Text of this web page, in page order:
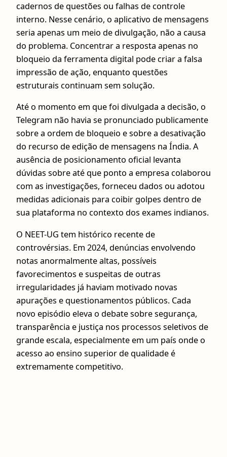
cadernos de questões ou falhas de controle
interno. Nesse cenário, o aplicativo de mensagens
seria apenas um meio de divulgação, não a causa
do problema. Concentrar a resposta apenas no
bloqueio da ferramenta digital pode criar a falsa
impressão de ação, enquanto questões
estruturais continuam sem solução.
Até o momento em que foi divulgada a decisão, o
Telegram não havia se pronunciado publicamente
sobre a ordem de bloqueio e sobre a desativação
do recurso de edição de mensagens na Índia. A
ausência de posicionamento oficial levanta
dúvidas sobre até que ponto a empresa colaborou
com as investigações, forneceu dados ou adotou
medidas adicionais para coibir golpes dentro de
sua plataforma no contexto dos exames indianos.
O NEET-UG tem histórico recente de
controvérsias. Em 2024, denúncias envolvendo
notas anormalmente altas, possíveis
favorecimentos e suspeitas de outras
irregularidades já haviam motivado novas
apurações e questionamentos públicos. Cada
novo episódio eleva o debate sobre segurança,
transparência e justiça nos processos seletivos de
grande escala, especialmente em um país onde o
acesso ao ensino superior de qualidade é
extremamente competitivo.